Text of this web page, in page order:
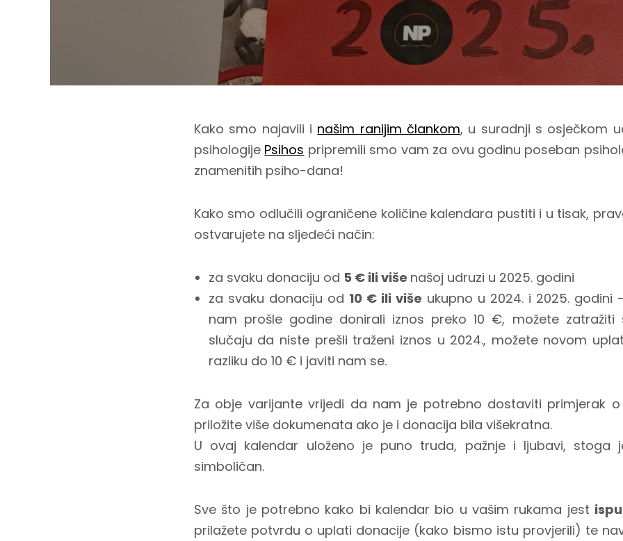
Kako smo najavili i našim ranijim člankom, u suradnji s osječkom
psihologije Psihos pripremili smo vam za ovu godinu poseban
znamenitih psiho-dana!
Kako smo odlučili ograničene količine kalendara pustiti i u tisak,
ostvarujete na sljedeći način:
za svaku donaciju od 5 € ili više našoj udruzi u 2025. godini
za svaku donaciju od 10 € ili više ukupno u 2024. i 2025. godini
nam prošle godine donirali iznos preko 10 €, možete
slučaju da niste prešli traženi iznos u 2024., možete novom
razliku do 10 € i javiti nam se.
Za obje varijante vrijedi da nam je potrebno dostaviti primjerak
priložite više dokumenata ako je i donacija bila višekratna.
U ovaj kalendar uloženo je puno truda, pažnje i ljubavi, stoga
simboličan.
Sve što je potrebno kako bi kalendar bio u vašim rukama jest
prilažete potvrdu o uplati donacije (kako bismo istu provjerili) te